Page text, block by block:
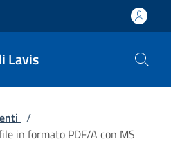
Lavis
/
in formato PDF/A con MS